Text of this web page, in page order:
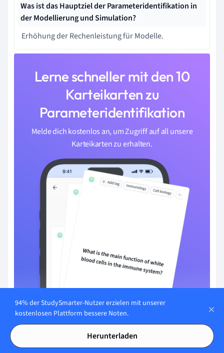
Was ist das Hauptziel der Parameteridentifikation in
der Modellierung und Simulation?
Erhöhung der Rechenleistung für Modelle.
Lerne schneller mit den 10
Karteikarten zu
Parameteridentifikation
Melde dich kostenlos an, um Zugriff auf all unsere
Karteikarten zu erhalten.
Mit E-Mail registrieren
94% der StudySmarter-Nutzer erzielen mit unserer
kostenlosen Plattform bessere Noten.
Herunterladen